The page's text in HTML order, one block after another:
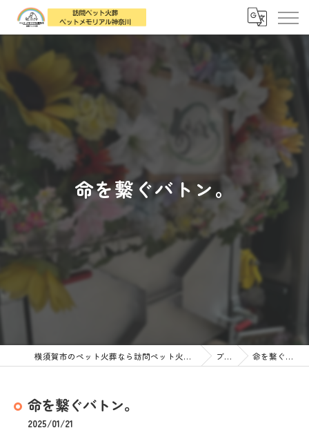
命を繋ぐバトン。
横須賀市のペット火葬なら訪問ペット火葬 ペットメモリアル神奈川 ブログ 命を繋ぐバトン。
命を繋ぐバトン。
2025/01/21